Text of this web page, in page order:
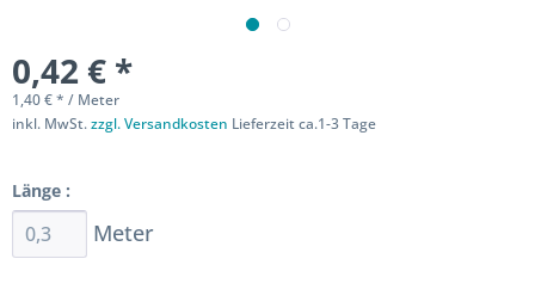
0,42 € *
1,40 € * / Meter
inkl. MwSt.zzgl. Versandkosten Lieferzeit ca.1-3 Tage
Länge :
Meter